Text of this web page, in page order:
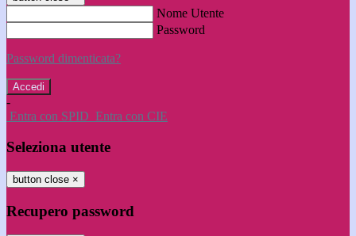
Nome Utente
Password
Password dimenticata?
-
Entra con SPID Entra con CIE
Seleziona utente
button close ×
Recupero password